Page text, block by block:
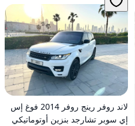
لاند روفر رينج روفر 2014 فوغ إس
إي سوبر تشارجد بنزين أوتوماتيكي